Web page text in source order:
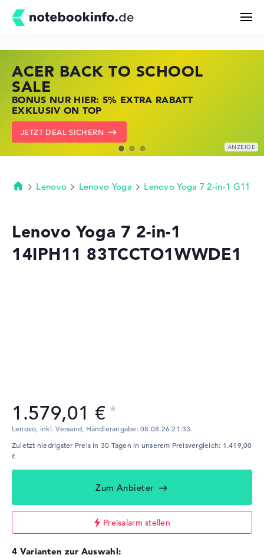
Kaufberatung
Technik & Wissen
Deals
Merkzettel
ACER BACK TO SCHOOL
SALE
BONUS NUR HIER: 5% EXTRA RABATT
EXKLUSIV ON TOP
JETZT DEAL SICHERN
HP STORE SSV DEALS
JETZT ZUGREIFEN: NOTEBOOKS BEI HP
KRÄFTIG REDUZIERT
ZU DEN HP ANGEBOTEN
LENOVO LAPTOP DEALS
NOTEBOOKS BEI LENOVO JETZT
KRÄFTIG REDUZIERT
LENOVO DEALS ZEIGEN
Startseite
Lenovo Lenovo Yoga Lenovo Yoga 7 2-in-1 G11
Lenovo Yoga 7 2-in-1
14IPH11 83TCCTO1WWDE1
1.579,01 €
Lenovo, inkl. Versand, Händlerangabe:08.08.26 21:33
Zuletzt niedrigster Preis in 30 Tagen in unserem Preisvergleich: 1.419,00
€
Zum Anbieter
Preisalarm stellen
4 Varianten zur Auswahl: